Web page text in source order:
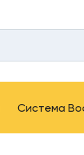
Система